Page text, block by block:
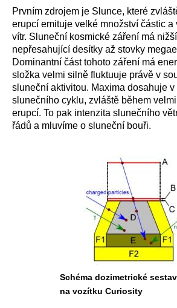
Prvním zdrojem je Slunce, které
erupcí emituje velké množství částic a
vítr. Sluneční kosmické záření má
nepřesahující desítky až stovky
Dominantní část tohoto záření má
složka velmi silně fluktuuje právě v
sluneční aktivitou. Maxima dosahuje v
slunečního cyklu, zvláště během
erupcí. To pak intenzita slunečního
řádů a m luvíme o sluneční bouři.
Schéma dozimetrické
na vozítku Curiosity